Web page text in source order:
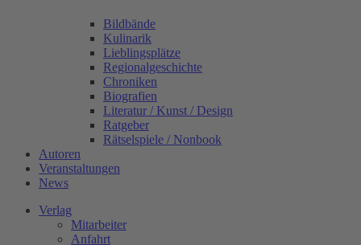
Bildbände
Kulinarik
Lieblingsplätze
Regionalgeschichte
Chroniken
Biografien
Literatur / Kunst / Design
Ratgeber
Rätselspiele / Nonbook
Autoren
Veranstaltungen
News
Verlag
Mitarbeiter
Anfahrt